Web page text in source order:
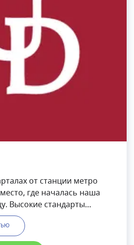
от станции метро
где началась наша
Высокие стандарты
с первых дней работы.
процедур
лечения, здесь